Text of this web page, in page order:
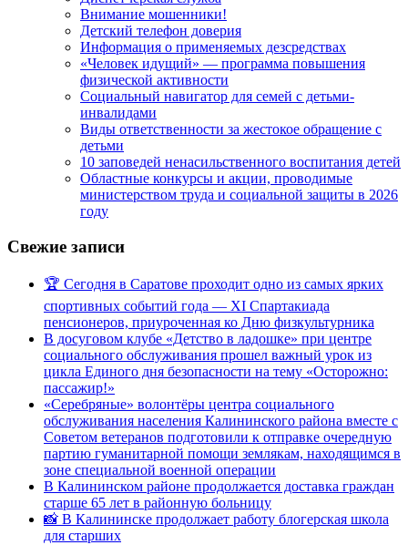
Внимание мошенники!
Детский телефон доверия
Информация о применяемых дезсредствах
«Человек идущий» — программа повышения
физической активности
Социальный навигатор для семей с детьми-
инвалидами
Виды ответственности за жестокое обращение с
детьми
10 заповедей ненасильственного воспитания детей
Областные конкурсы и акции, проводимые
министерством труда и социальной защиты в 2026
году
Свежие записи
🏆 Сегодня в Саратове проходит одно из самых ярких
спортивных событий года — XI Спартакиада
пенсионеров, приуроченная ко Дню физкультурника
В досуговом клубе «Детство в ладошке» при центре
социального обслуживания прошел важный урок из
цикла Единого дня безопасности на тему «Осторожно:
пассажир!»
«Серебряные» волонтёры центра социального
обслуживания населения Калининского района вместе с
Советом ветеранов подготовили к отправке очередную
партию гуманитарной помощи землякам, находящимся в
зоне специальной военной операции
В Калининском районе продолжается доставка граждан
старше 65 лет в районную больницу
📸 В Калининске продолжает работу блогерская школа
для старших